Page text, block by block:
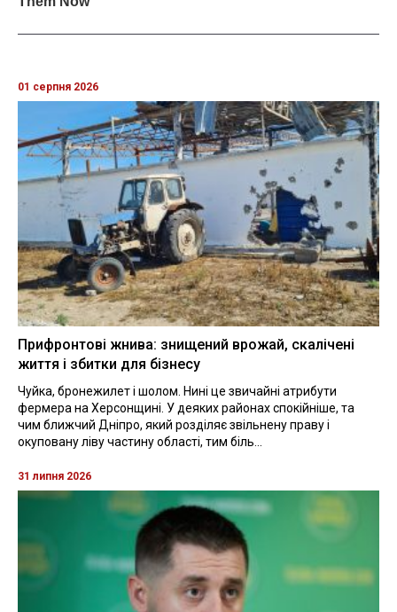
01 серпня 2026
Прифронтові жнива: знищений врожай, скалічені
життя і збитки для бізнесу
Чуйка, бронежилет і шолом. Нині це звичайні атрибути
фермера на Херсонщині. У деяких районах спокійніше, та
чим ближчий Дніпро, який розділяє звільнену праву і
окуповану ліву частину області, тим біль...
31 липня 2026